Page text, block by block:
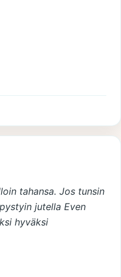
tahansa. Jos tunsin
jutella Even
hyväksi